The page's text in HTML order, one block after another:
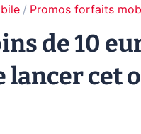
Promos forfaits
de 10
cet